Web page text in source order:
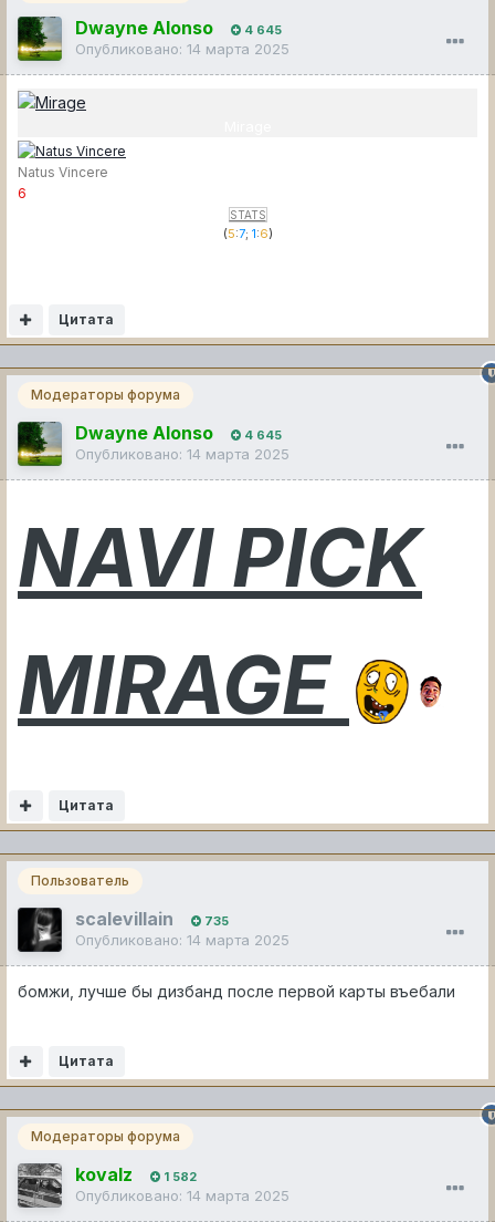
Dwayne Alonso 4 645
Опубликовано: 14 марта 2025
Natus Vincere
6
STATS
(5:7; 1:6)
Цитата
Модераторы форума
Dwayne Alonso 4 645
Опубликовано: 14 марта 2025
NAVI PICK
MIRAGE
Цитата
Пользователь
scalevillain 735
Опубликовано: 14 марта 2025
бомжи, лучше бы дизбанд после первой карты въебали
Цитата
Модераторы форума
kovalz 1 582
Опубликовано: 14 марта 2025